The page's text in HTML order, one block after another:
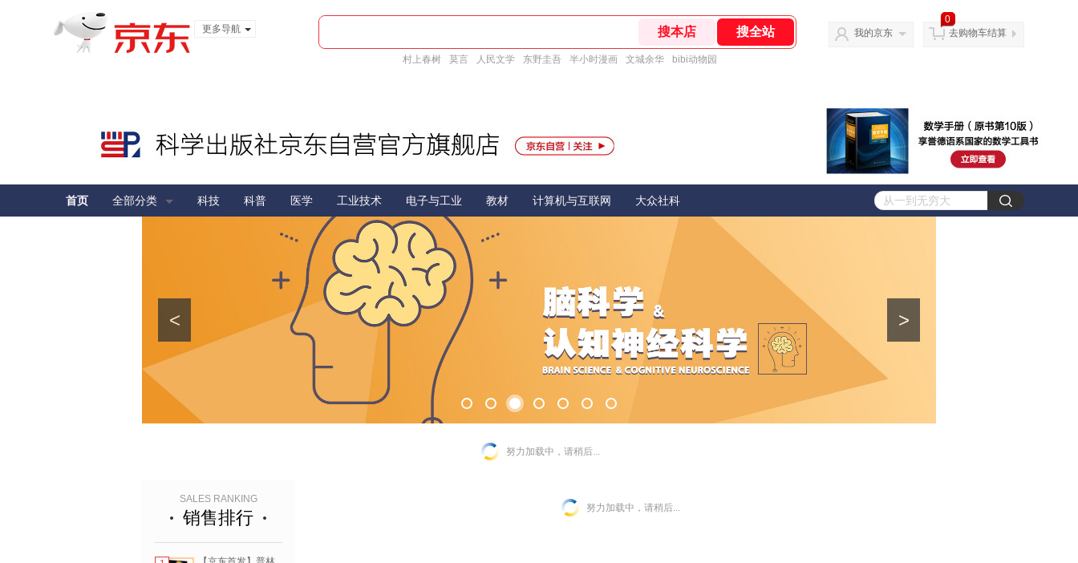
更多导航
村上春树 莫言 人民文学 东野圭吾 半小时漫画 文城余华 bibi动物园
我的京东
0
去购物车结算
首页 全部分类 科技 科普 医学 工业技术 电子与工业 教材 计算机与互联网 大众社科
< >
努力加载中，请稍后...
SALES RANKING
销售排行 努力加载中，请稍后...